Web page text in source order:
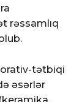
rəssamlıq
tətbiqi
əsərlər